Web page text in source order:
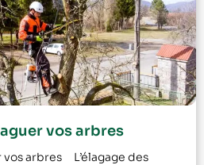
vos arbres
vos arbres L’élagage des